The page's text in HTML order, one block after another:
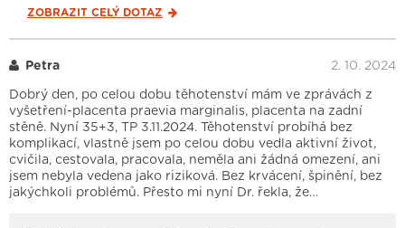
ZOBRAZIT CELÝ DOTAZ
Petra 2. 10. 2024
Dobrý den, po celou dobu těhotenství mám ve zprávách z
vyšetření-placenta praevia marginalis, placenta na zadní
stěně. Nyní 35+3, TP 3.11.2024. Těhotenství probíhá bez
komplikací, vlastně jsem po celou dobu vedla aktivní život,
cvičila, cestovala, pracovala, neměla ani žádná omezení, ani
jsem nebyla vedena jako riziková. Bez krvácení, špinění, bez
jakýchkoli problémů. Přesto mi nyní Dr. řekla, že…